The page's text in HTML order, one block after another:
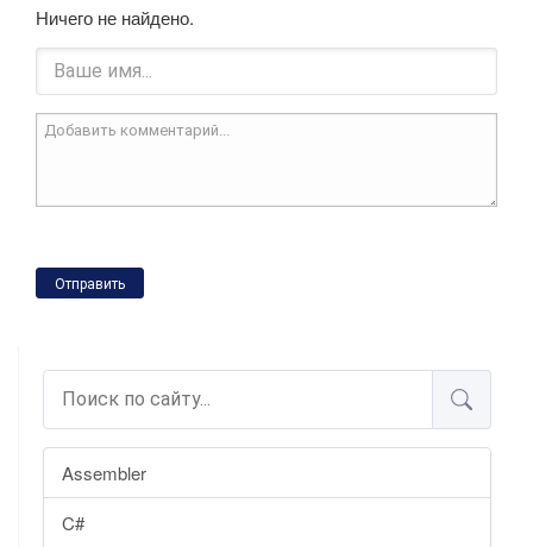
Assembler
C#
Ничего не найдено.
Отправить